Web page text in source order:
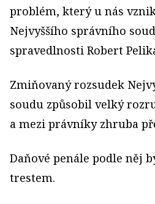
problém, který u nás
Nejvyššího správního
spravedlnosti Robert
Zmiňovaný rozsudek
soudu způsobil velký
a mezi právníky zhruba
Daňové penále podle něj
trestem.